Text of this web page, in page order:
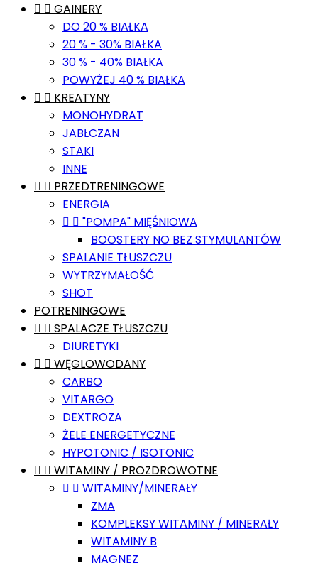
  GAINERY
DO 20 % BIAŁKA
20 % - 30% BIAŁKA
30 % - 40% BIAŁKA
POWYŻEJ 40 % BIAŁKA
  KREATYNY
MONOHYDRAT
JABŁCZAN
STAKI
INNE
  PRZEDTRENINGOWE
ENERGIA
  "POMPA" MIĘŚNIOWA
BOOSTERY NO BEZ STYMULANTÓW
SPALANIE TŁUSZCZU
WYTRZYMAŁOŚĆ
SHOT
POTRENINGOWE
  SPALACZE TŁUSZCZU
DIURETYKI
  WĘGLOWODANY
CARBO
VITARGO
DEXTROZA
ŻELE ENERGETYCZNE
HYPOTONIC / ISOTONIC
  WITAMINY / PROZDROWOTNE
  WITAMINY/MINERAŁY
ZMA
KOMPLEKSY WITAMINY / MINERAŁY
WITAMINY B
MAGNEZ